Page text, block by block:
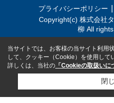
プライバシーポリシー
Copyright(c) 株式会社
柳 All
当サイトでは、お客様の当サイト利用
して、クッキー（Cookie）を使用して
詳しくは、当社の 「Cookieの取扱いに
閉